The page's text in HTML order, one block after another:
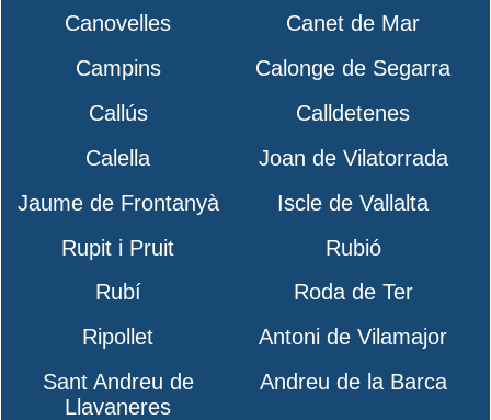
Canovelles
Canet de Mar
Campins
Calonge de Segarra
Callús
Calldetenes
Calella
Joan de Vilatorrada
Jaume de Frontanyà
Iscle de Vallalta
Rupit i Pruit
Rubió
Rubí
Roda de Ter
Ripollet
Antoni de Vilamajor
Sant Andreu de
Llavaneres
Andreu de la Barca